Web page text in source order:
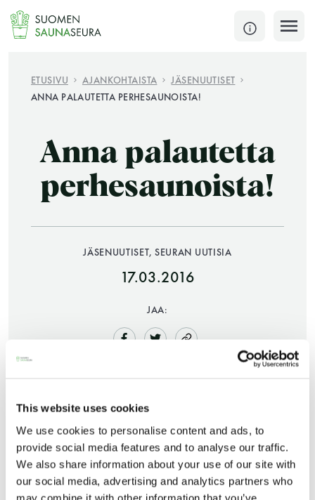
This website uses cookies
We use cookies to personalise content and ads, to
provide social media features and to analyse our traffic.
We also share information about your use of our site with
our social media, advertising and analytics partners who
may combine it with other information that you’ve
Siirry
sisältöön
SULJE
KATSO TARKEMMAT AUKIOLOAJAT
Saunatalo on avoinna
HAE
ETUSIVU AJANKOHTAISTA
JÄSENUUTISET
ANNA PALAUTETTA PERHESAUNOISTA!
Anna palautetta
perhesaunoista!
JÄSENUUTISET, SEURAN UUTISIA
17.03.2016
JAA:
Perhesaunapäiviä kokeiltiin kolmena kevään
lauantaina. Anna nyt palautetta
perhesaunakokeilusta. Palautteen perusteella